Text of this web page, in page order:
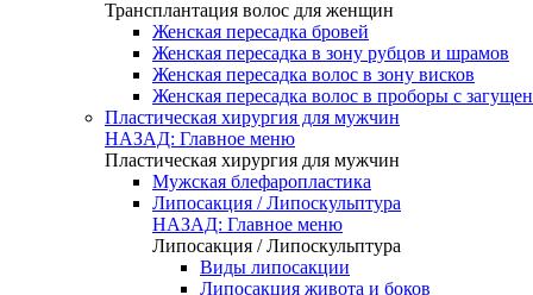
Трансплантация волос для женщин
Женская пересадка бровей
Женская пересадка в зону рубцов и шрамов
Женская пересадка волос в зону висков
Женская пересадка волос в проборы с
Пластическая хирургия для мужчин
НАЗАД: Главное меню
Пластическая хирургия для мужчин
Мужская блефаропластика
Липосакция / Липоскульптура
НАЗАД: Главное меню
Липосакция / Липоскульптура
Виды липосакции
Липосакция живота и боков